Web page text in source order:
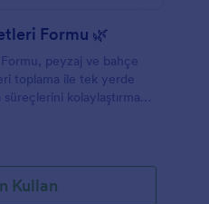
Formu 🌿
peyzaj ve bahçe
toplama ile tek yerde
kolaylaştırmak
Kullan